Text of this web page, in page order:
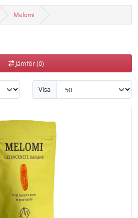
Melomi
Jämför (0)
Visa